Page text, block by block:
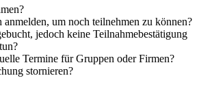
anmelden, um noch teilnehmen zu können?
jedoch keine Teilnahmebestätigung
Termine für Gruppen oder Firmen?
stornieren?